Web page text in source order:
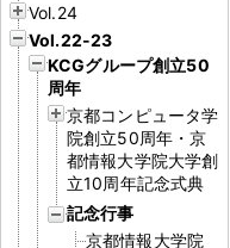
Vol.24
Vol.22-23
KCGグループ創立50
周年
京都コンピュータ学
院創立50周年・京
都情報大学院大学創
立10周年記念式典
記念行事
京都情報大学院